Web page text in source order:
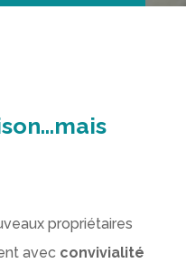
propriétaires
avec convivialité